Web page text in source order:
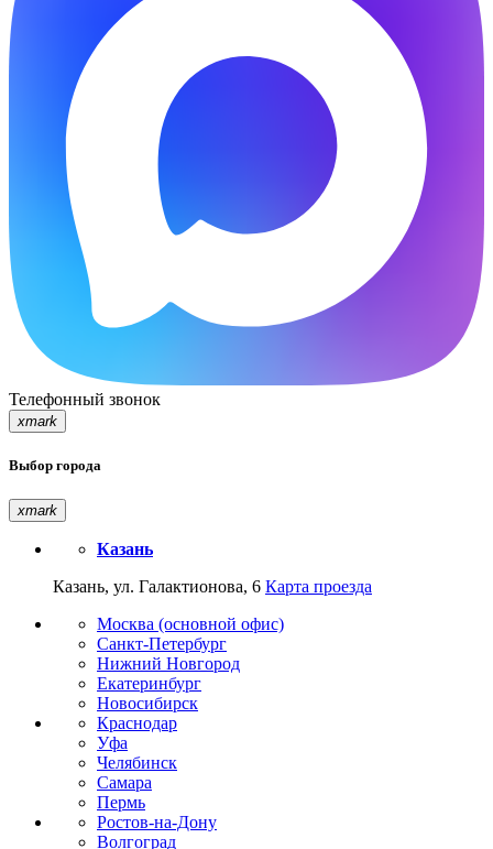
Телефонный звонок
xmark
Выбор города
xmark
Казань
Казань, ул. Галактионова, 6 Карта проезда
Москва (основной офис)
Санкт-Петербург
Нижний Новгород
Екатеринбург
Новосибирск
Краснодар
Уфа
Челябинск
Самара
Пермь
Ростов-на-Дону
Волгоград